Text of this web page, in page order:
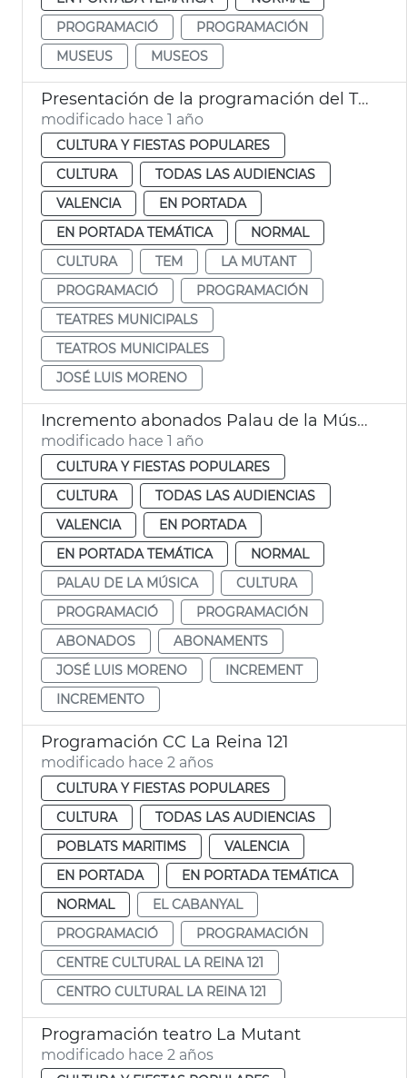
PROGRAMACIÓ
PROGRAMACIÓN
MUSEUS
MUSEOS
Presentación de la programación del TEM y La Mutant 2025
modificado hace 1 año
CULTURA Y FIESTAS POPULARES
CULTURA
TODAS LAS AUDIENCIAS
VALENCIA
EN PORTADA
EN PORTADA TEMÁTICA
NORMAL
CULTURA
TEM
LA MUTANT
PROGRAMACIÓ
PROGRAMACIÓN
TEATRES MUNICIPALS
TEATROS MUNICIPALES
JOSÉ LUIS MORENO
Incremento abonados Palau de la Música 2024-25
modificado hace 1 año
CULTURA Y FIESTAS POPULARES
CULTURA
TODAS LAS AUDIENCIAS
VALENCIA
EN PORTADA
EN PORTADA TEMÁTICA
NORMAL
PALAU DE LA MÚSICA
CULTURA
PROGRAMACIÓ
PROGRAMACIÓN
ABONADOS
ABONAMENTS
JOSÉ LUIS MORENO
INCREMENT
INCREMENTO
Programación CC La Reina 121
modificado hace 2 años
CULTURA Y FIESTAS POPULARES
CULTURA
TODAS LAS AUDIENCIAS
POBLATS MARITIMS
VALENCIA
EN PORTADA
EN PORTADA TEMÁTICA
NORMAL
EL CABANYAL
PROGRAMACIÓ
PROGRAMACIÓN
CENTRE CULTURAL LA REINA 121
CENTRO CULTURAL LA REINA 121
Programación teatro La Mutant
modificado hace 2 años